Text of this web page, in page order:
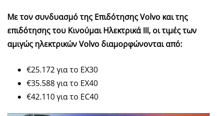
Με τον συνδυασμό της Eπιδότησης Volvo και της
επιδότησης του Κινούμαι Ηλεκτρικά ΙΙΙ, οι τιμές των
αμιγώς ηλεκτρικών Volvo διαμορφώνονται από:
€25.172 για το ΕΧ30
€35.588 για το EX40
€42.110 για το EC40